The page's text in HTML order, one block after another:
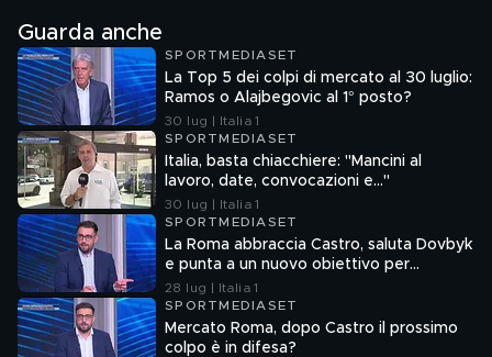
Guarda anche
SPORTMEDIASET
La Top 5 dei colpi di mercato al 30 luglio:
Ramos o Alajbegovic al 1° posto?
30 lug | Italia 1
SPORTMEDIASET
Italia, basta chiacchiere: "Mancini al
lavoro, date, convocazioni e…"
30 lug | Italia 1
SPORTMEDIASET
La Roma abbraccia Castro, saluta Dovbyk
e punta a un nuovo obiettivo per
l'attacco
28 lug | Italia 1
SPORTMEDIASET
Mercato Roma, dopo Castro il prossimo
colpo è in difesa?